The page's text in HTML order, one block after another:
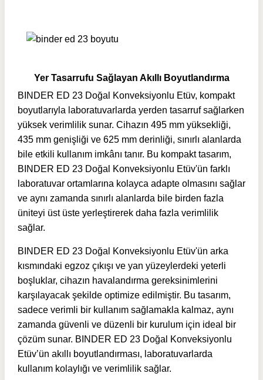
Yer Tasarrufu Sağlayan Akıllı Boyutlandırma
BINDER ED 23 Doğal Konveksiyonlu Etüv, kompakt
boyutlarıyla laboratuvarlarda yerden tasarruf sağlarken
yüksek verimlilik sunar. Cihazın 495 mm yüksekliği,
435 mm genişliği ve 625 mm derinliği, sınırlı alanlarda
bile etkili kullanım imkânı tanır. Bu kompakt tasarım,
BINDER ED 23 Doğal Konveksiyonlu Etüv'ün farklı
laboratuvar ortamlarına kolayca adapte olmasını sağlar
ve aynı zamanda sınırlı alanlarda bile birden fazla
üniteyi üst üste yerleştirerek daha fazla verimlilik
sağlar.
BINDER ED 23 Doğal Konveksiyonlu Etüv'ün arka
kısmındaki egzoz çıkışı ve yan yüzeylerdeki yeterli
boşluklar, cihazın havalandırma gereksinimlerini
karşılayacak şekilde optimize edilmiştir. Bu tasarım,
sadece verimli bir kullanım sağlamakla kalmaz, aynı
zamanda güvenli ve düzenli bir kurulum için ideal bir
çözüm sunar. BINDER ED 23 Doğal Konveksiyonlu
Etüv’ün akıllı boyutlandırması, laboratuvarlarda
kullanım kolaylığı ve verimlilik sağlar.